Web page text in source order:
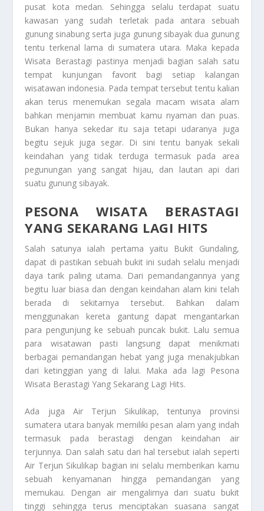
pusat kota medan. Sehingga selalu terdapat suatu
kawasan yang sudah terletak pada antara sebuah
gunung sinabung serta juga gunung sibayak dua gunung
tentu terkenal lama di sumatera utara. Maka kepada
Wisata Berastagi pastinya menjadi bagian salah satu
tempat kunjungan favorit bagi setiap kalangan
wisatawan indonesia. Pada tempat tersebut tentu kalian
akan terus menemukan segala macam wisata alam
bahkan menjamin membuat kamu nyaman dan puas.
Bukan hanya sekedar itu saja tetapi udaranya juga
begitu sejuk juga segar. Di sini tentu banyak sekali
keindahan yang tidak terduga termasuk pada area
pegunungan yang sangat hijau, dan lautan api dari
suatu gunung sibayak.
PESONA WISATA BERASTAGI
YANG SEKARANG LAGI HITS
Salah satunya ialah pertama yaitu Bukit Gundaling,
dapat di pastikan sebuah bukit ini sudah selalu menjadi
daya tarik paling utama. Dari pemandangannya yang
begitu luar biasa dan dengan keindahan alam kini telah
berada di sekitarnya tersebut. Bahkan dalam
menggunakan kereta gantung dapat mengantarkan
para pengunjung ke sebuah puncak bukit. Lalu semua
para wisatawan pasti langsung dapat menikmati
berbagai pemandangan hebat yang juga menakjubkan
dari ketinggian yang di lalui. Maka ada lagi
Pesona
Wisata Berastagi Yang Sekarang Lagi Hits.
Ada juga Air Terjun Sikulikap, tentunya provinsi
sumatera utara banyak memiliki pesan alam yang indah
termasuk pada berastagi dengan keindahan air
terjunnya. Dan salah satu dari hal tersebut ialah seperti
Air Terjun Sikulikap bagian ini selalu memberikan kamu
sebuah kenyamanan hingga pemandangan yang
memukau. Dengan air mengalirnya dari suatu bukit
tinggi sehingga terus menciptakan suasana sangat